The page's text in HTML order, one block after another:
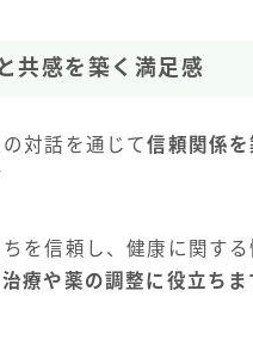
共感を築く満足感
対話を通じて信頼関係を
を信頼し、健康に関す
治療や薬の調整に役立ちま